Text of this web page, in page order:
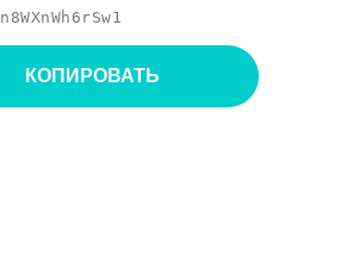
n8WXnWh6rSw1
КОПИРОВАТЬ